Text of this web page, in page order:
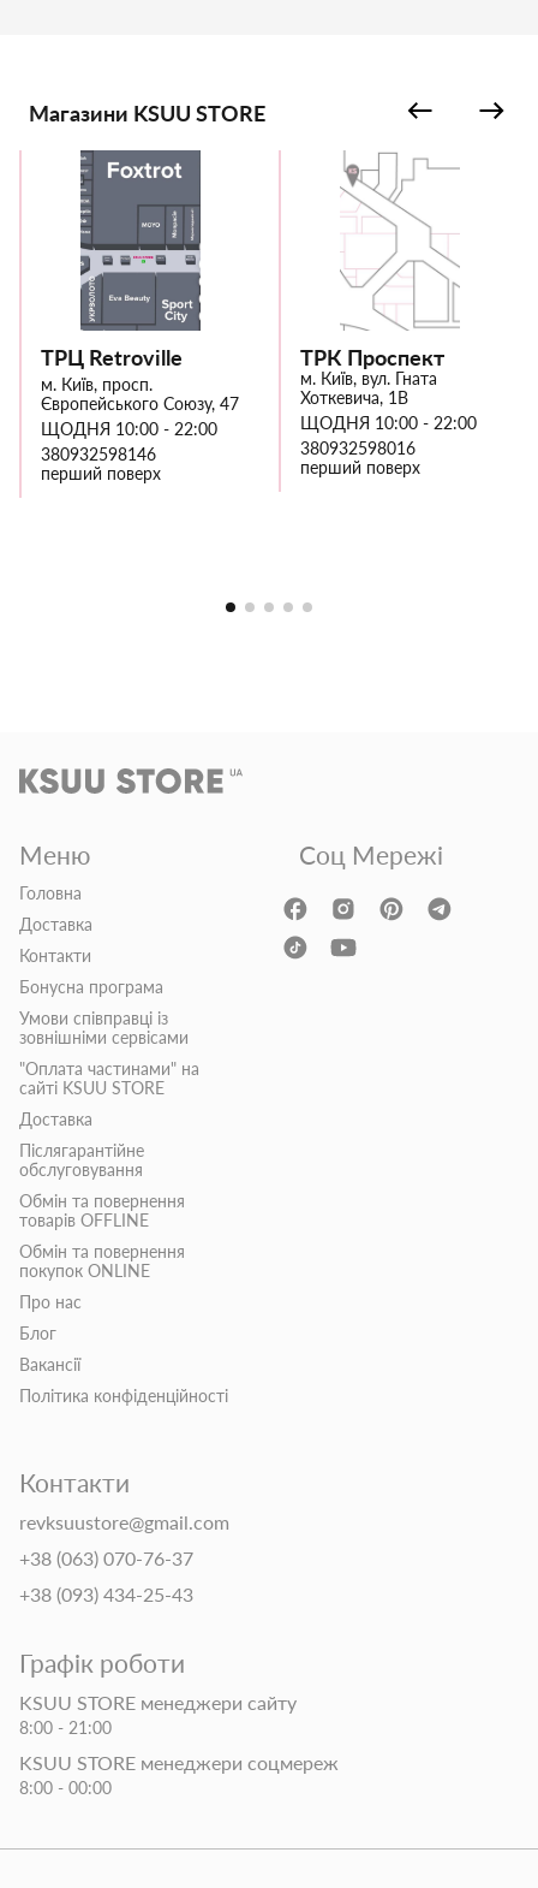
Магазини KSUU STORE
ТРЦ Retroville
м. Київ, просп.
Європейського Союзу, 47
ЩОДНЯ 10:00 - 22:00
380932598146
перший поверх
ТРК Проспект
м. Київ, вул. Гната
Хоткевича, 1В
ЩОДНЯ 10:00 - 22:00
380932598016
перший поверх
Меню
Головна
Доставка
Контакти
Бонусна програма
Умови співправці із
зовнішніми сервісами
"Оплата частинами" на
сайті KSUU STORE
Доставка
Післягарантійне
обслуговування
Обмін та повернення
товарів OFFLINE
Обмін та повернення
покупок ONLINE
Про нас
Блог
Вакансії
Політика конфіденційності
Контакти
revksuustore@gmail.com
+38 (063) 070-76-37
+38 (093) 434-25-43
Графік роботи
KSUU STORE менеджери сайту
8:00 - 21:00
KSUU STORE менеджери соцмереж
8:00 - 00:00
Соц Мережі